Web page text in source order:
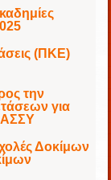
(ΠΚΕ)
την
για
ΑΣΣΥ
Δοκίμων